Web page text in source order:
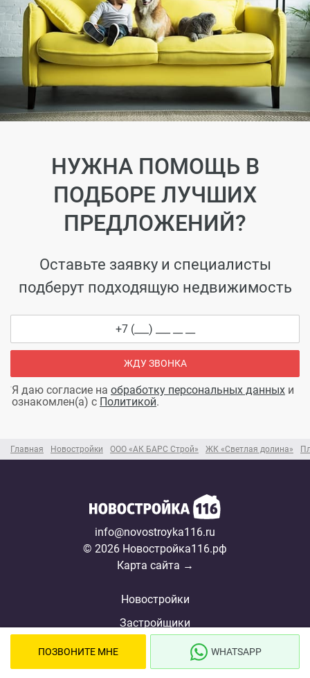
Главная Новостройки ООО «АК БАРС Строй» ЖК «Светлая долина»
НУЖНА ПОМОЩЬ В
ПОДБОРЕ ЛУЧШИХ
ПРЕДЛОЖЕНИЙ?
Оставьте заявку и специалисты
подберут подходящую недвижимость
ЖДУ ЗВОНКА
Я даю согласие на обработку персональных данных и
ознакомлен(а) с Политикой.
info@novostroyka116.ru
© 2026 Новостройка116.рф
Карта сайта →
Новостройки
Застройщики
Ипотечный калькулятор
ПОЗВОНИТЕ МНЕ WHATSAPP